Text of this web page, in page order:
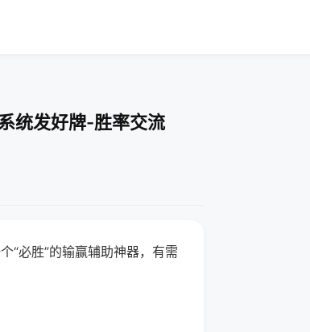
统发好牌-胜率交流
“必胜”的输赢辅助神器，有需